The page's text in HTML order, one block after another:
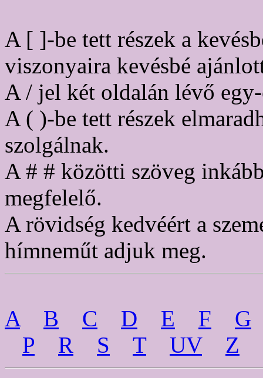
A [ ]-be tett részek a
viszonyaira kevésbé
A / jel két oldalán lévő
A ( )-be tett részek
szolgálnak.
A # # közötti szöveg
megfelelő.
A rövidség kedvéért a
hímneműt adjuk meg.
A B C D E F
G
P
R S T UV
Z